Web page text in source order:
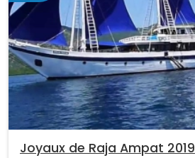
Joyaux de Raja Ampat 2019